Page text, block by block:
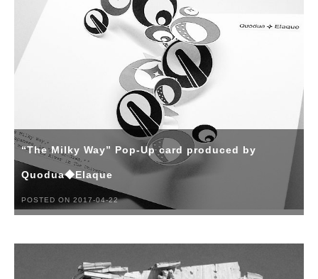
“The Milky Way” Pop-Up card produced by
Quodua◆Elaque
POSTED ON 2017-04-22